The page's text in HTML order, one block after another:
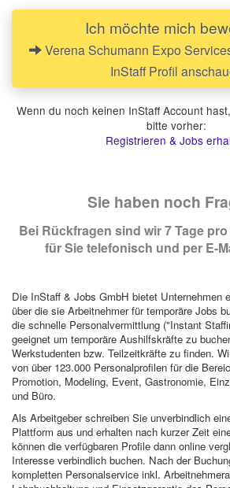
Ich möchte mich
Verena Schumann Expo
InStaff Profil
Wenn du noch keinen InStaff Account
bitte vorher:
Registrieren & Jobs
Sie haben noch
Bei Rückfragen sind wir 7 Tage
für Sie telefonisch und per E-
Die InStaff & Jobs GmbH bietet Unternehmen
über die sie Arbeitnehmer für temporäre Jobs
die schnelle Personalvermittlung ("Instant
geeignet um temporäre Aushilfskräfte zu
Werkstudenten bzw. Teilzeitkräfte zu finden.
von über 123.000 Personalprofilen für die
Promotion, Modeling, Event, Gastronomie,
und Büro.
Als Arbeitgeber schreiben Sie unverbindlich
Plattform aus und erhalten nach kurzer Zeit
können die verfügbaren Profile dann online
Interesse verbindlich buchen. Nach der
kompletten Personalservice inkl.